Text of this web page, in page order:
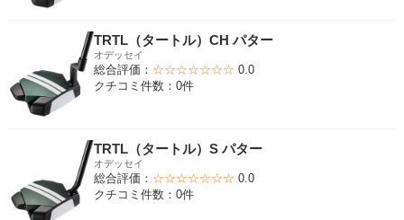
TRTL（タートル）CH パター
オデッセイ
総合評価： ☆☆☆☆☆☆☆ 0.0
クチコミ件数：0件
TRTL（タートル）S パター
オデッセイ
総合評価： ☆☆☆☆☆☆☆ 0.0
クチコミ件数：0件